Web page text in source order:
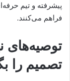
پیشرفته و تیم
فراهم می‌کنند.
توصیه‌های
تصمیم را